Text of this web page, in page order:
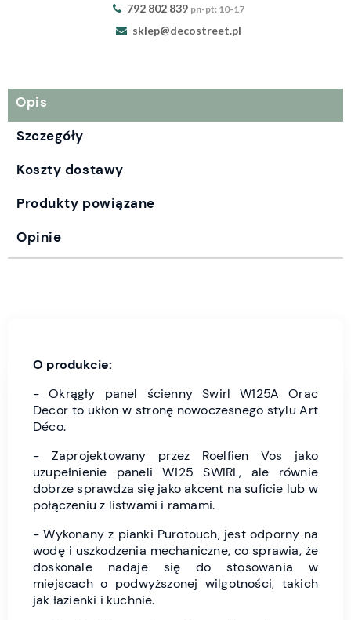
792 802 839 pn-pt: 10-17
sklep@decostreet.pl
Opis
Szczegóły
Koszty dostawy
Produkty powiązane
Opinie
O produkcie:
- Okrągły panel ścienny Swirl W125A Orac
Decor to ukłon w stronę nowoczesnego stylu Art
Déco.
- Zaprojektowany przez Roelfien Vos jako
uzupełnienie paneli W125 SWIRL, ale równie
dobrze sprawdza się jako akcent na suficie lub w
połączeniu z listwami i ramami.
- Wykonany z pianki Purotouch, jest odporny na
wodę i uszkodzenia mechaniczne, co sprawia, że
doskonale nadaje się do stosowania w
miejscach o podwyższonej wilgotności, takich
jak łazienki i kuchnie.